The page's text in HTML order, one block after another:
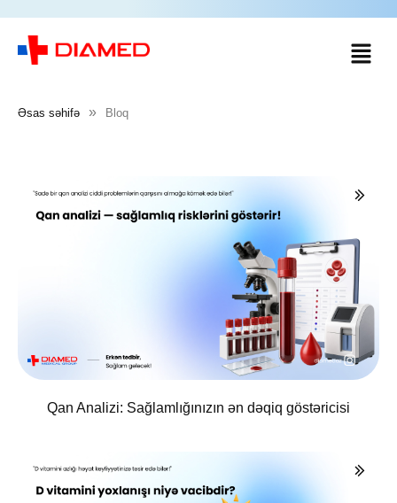
Əsas səhifə » Bloq
Qan Analizi: Sağlamlığınızın ən dəqiq göstəricisi